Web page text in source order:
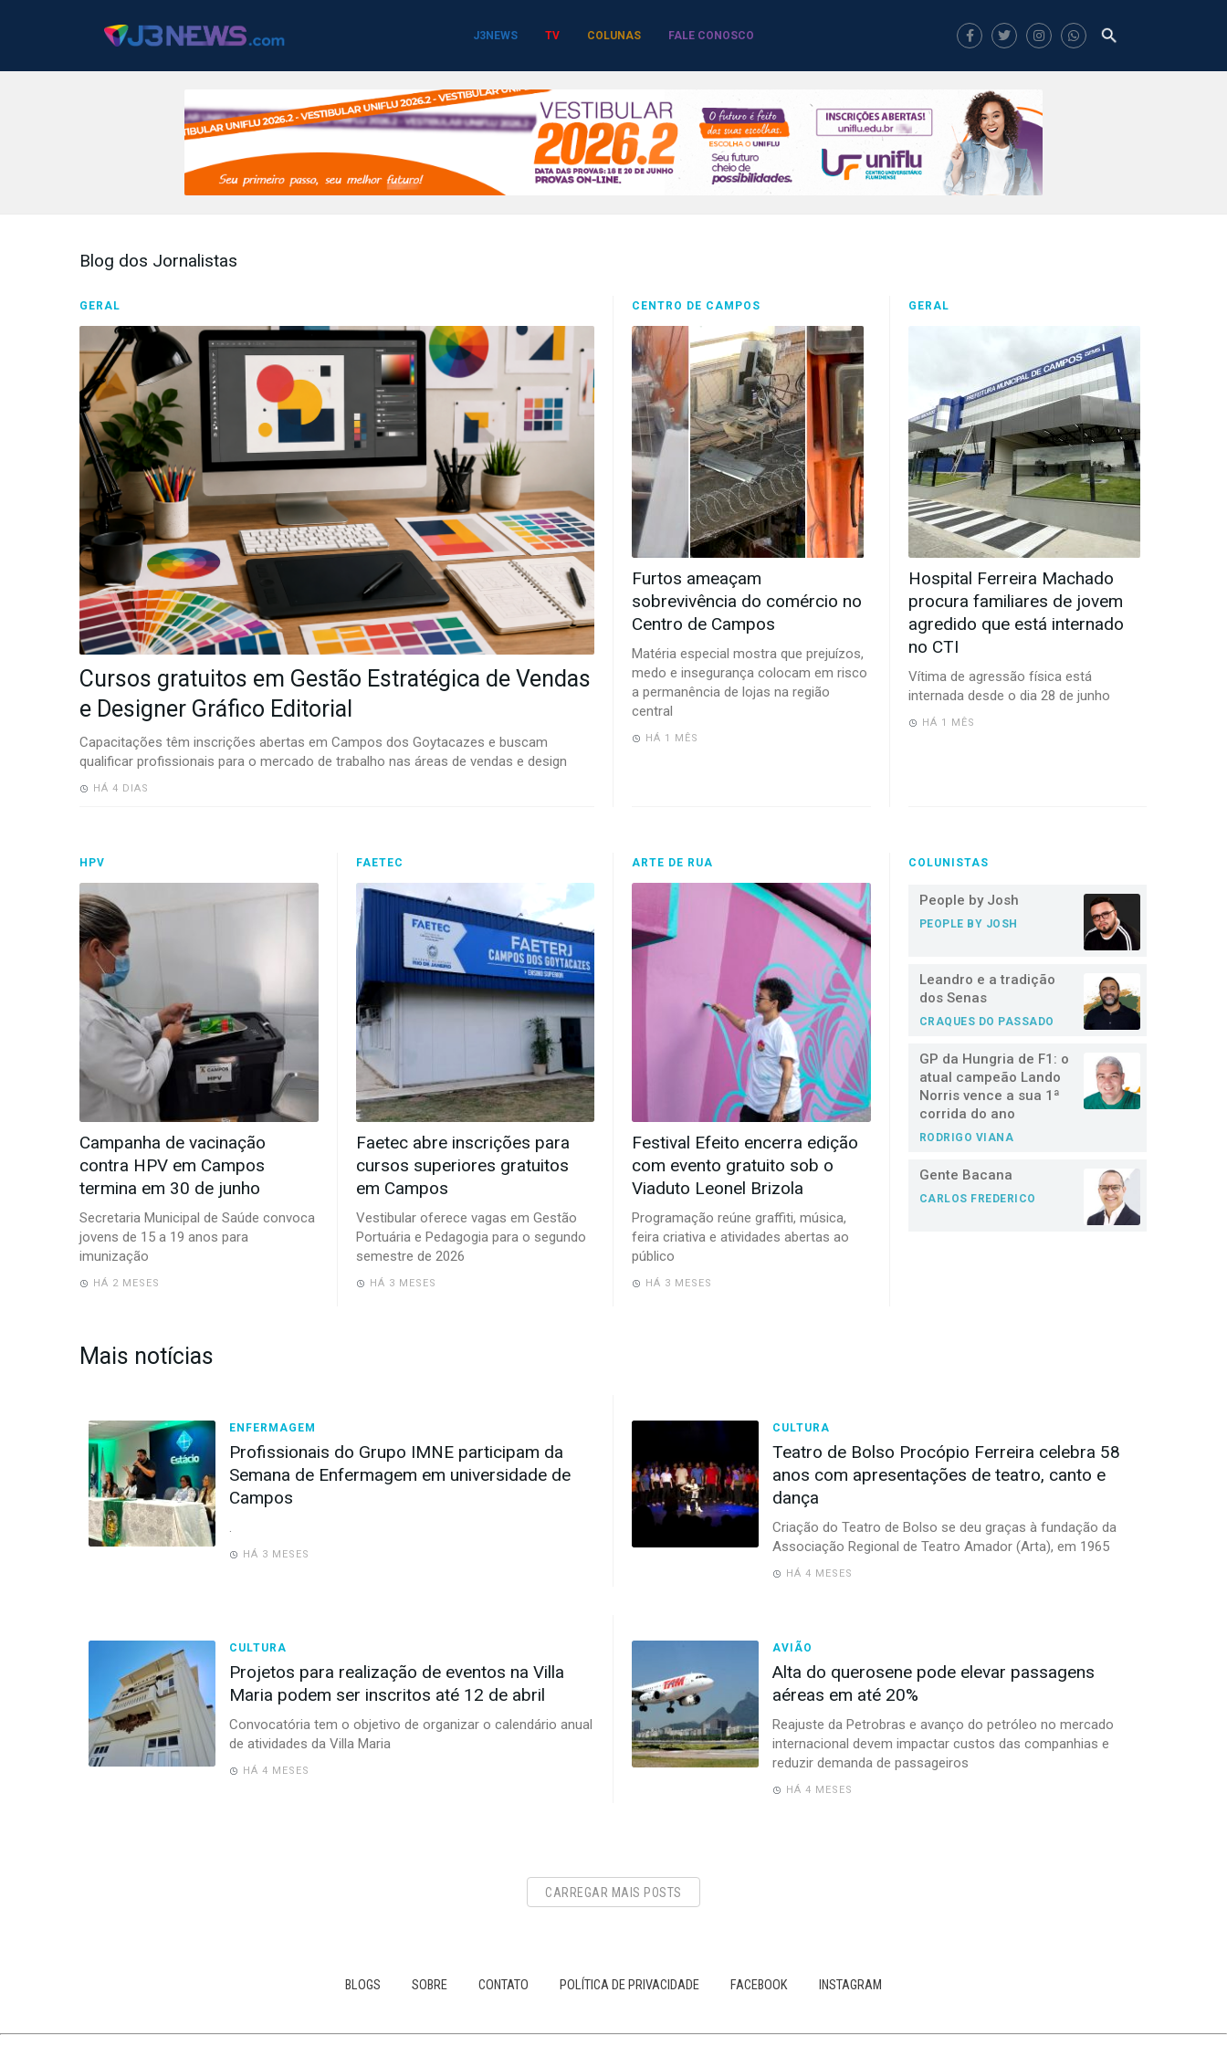
J3NEWS TV COLUNAS FALE CONOSCO
Desenvolvido
Blog dos Jornalistas
GERAL
Cursos gratuitos em Gestão Estratégica de Vendas
e Designer Gráfico Editorial
Capacitações têm inscrições abertas em Campos dos Goytacazes e buscam
qualificar profissionais para o mercado de trabalho nas áreas de vendas e design
HÁ 4 DIAS
CENTRO DE CAMPOS
Furtos ameaçam
sobrevivência do comércio no
Centro de Campos
Matéria especial mostra que prejuízos,
medo e insegurança colocam em risco
a permanência de lojas na região
central
HÁ 1 MÊS
GERAL
Hospital Ferreira Machado
procura familiares de jovem
agredido que está internado
no CTI
Vítima de agressão física está
internada desde o dia 28 de junho
HÁ 1 MÊS
HPV
Campanha de vacinação
contra HPV em Campos
termina em 30 de junho
Secretaria Municipal de Saúde convoca
jovens de 15 a 19 anos para
imunização
HÁ 2 MESES
FAETEC
Faetec abre inscrições para
cursos superiores gratuitos
em Campos
Vestibular oferece vagas em Gestão
Portuária e Pedagogia para o segundo
semestre de 2026
HÁ 3 MESES
ARTE DE RUA
Festival Efeito encerra edição
com evento gratuito sob o
Viaduto Leonel Brizola
Programação reúne graffiti, música,
feira criativa e atividades abertas ao
público
HÁ 3 MESES
COLUNISTAS
People by Josh
PEOPLE BY JOSH
Leandro e a tradição
dos Senas
CRAQUES DO PASSADO
GP da Hungria de F1: o
atual campeão Lando
Norris vence a sua 1ª
corrida do ano
RODRIGO VIANA
Gente Bacana
CARLOS FREDERICO
Mais notícias
ENFERMAGEM
Profissionais do Grupo IMNE participam da
Semana de Enfermagem em universidade de
Campos
.
HÁ 3 MESES
CULTURA
Teatro de Bolso Procópio Ferreira celebra 58
anos com apresentações de teatro, canto e
dança
Criação do Teatro de Bolso se deu graças à fundação da
Associação Regional de Teatro Amador (Arta), em 1965
HÁ 4 MESES
CULTURA
Projetos para realização de eventos na Villa
Maria podem ser inscritos até 12 de abril
Convocatória tem o objetivo de organizar o calendário anual
de atividades da Villa Maria
HÁ 4 MESES
AVIÃO
Alta do querosene pode elevar passagens
aéreas em até 20%
Reajuste da Petrobras e avanço do petróleo no mercado
internacional devem impactar custos das companhias e
reduzir demanda de passageiros
HÁ 4 MESES
CARREGAR MAIS POSTS
BLOGS SOBRE CONTATO POLÍTICA DE PRIVACIDADE FACEBOOK INSTAGRAM